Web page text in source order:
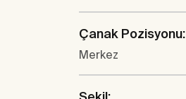
Çanak Pozisyonu:
Merkez